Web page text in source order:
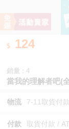
124
銷量 : 4
當我的理解者吧(
物流
付款 取貨付款 /